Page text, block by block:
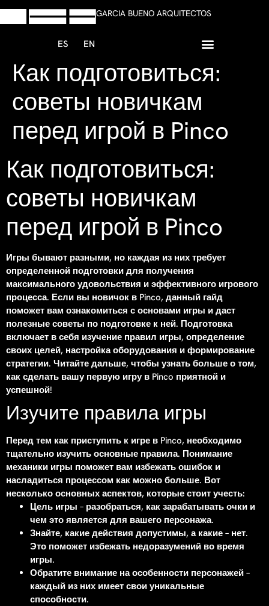
GARCIA BUENO ARQUITECTOS
ES EN
Как подготовиться:
советы новичкам
перед игрой в Pinco
Как подготовиться:
советы новичкам
перед игрой в Pinco
Игры бывают разными, но каждая из них требует
определенной подготовки для получения
максимального удовольствия и эффективного игрового
процесса. Если вы новичок в Pinco, данный гайд
поможет вам ознакомиться с основами игры и даст
полезные советы по подготовке к ней. Подготовка
включает в себя изучение правил игры, определение
своих целей, настройка оборудования и формирование
стратегии. Читайте дальше, чтобы узнать больше о том,
как сделать вашу первую игру в Pinco приятной и
успешной!
Изучите правила игры
Перед тем как приступить к игре в Pinco, необходимо
тщательно изучить основные правила. Понимание
механики игры поможет вам избежать ошибок и
насладиться процессом как можно больше. Вот
несколько основных аспектов, которые стоит учесть:
Цель игры – разобраться, как зарабатывать очки и
чем это является для вашего персонажа.
Знайте, какие действия допустимы, а какие – нет.
Это поможет избежать недоразумений во время
игры.
Обратите внимание на особенности персонажей –
каждый из них имеет свои уникальные
способности.